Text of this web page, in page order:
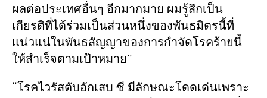
ผลต่อประเทศอื่นๆ อีกมากมาย ผมรู้สึกเป็น
เกียรติที่ได้ร่วมเป็นส่วนหนึ่งของพันธมิตรนี้ที่
แน่วแน่ในพันธสัญญาของการกำจัดโรคร้ายนี้
ให้สำเร็จตามเป้าหมาย”
“โรคไวรัสตับอักเสบ ซี มีลักษณะโดดเด่นเพราะ